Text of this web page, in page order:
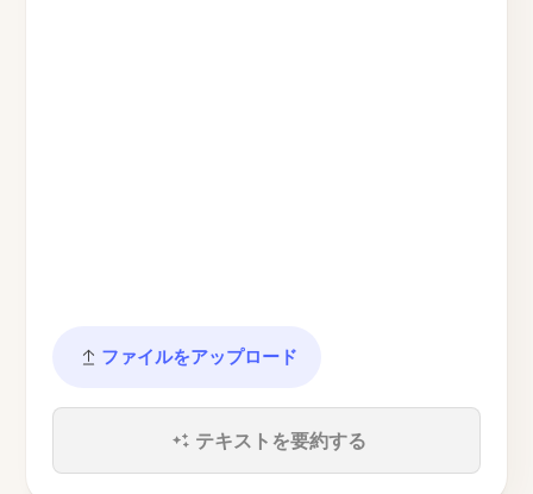
ファイルをアップロード
テキストを要約する